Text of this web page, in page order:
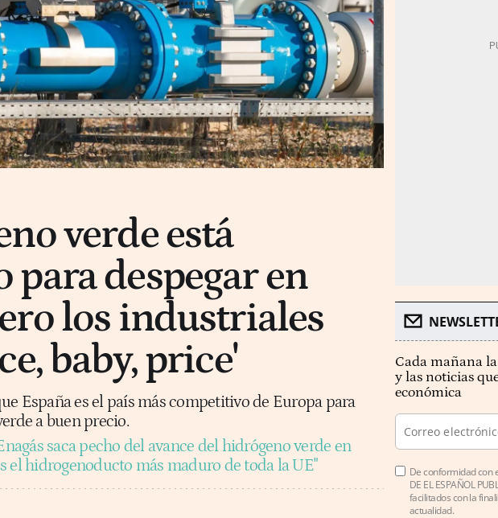
verde está
para despegar en
los industriales
baby, price'
España es el país más competitivo de Europa para
a buen precio.
saca pecho del avance del hidrógeno verde en
el hidrogenoducto más maduro de toda la UE"
Cada mañana
y las noticias
económica
De conformidad con
DE EL ESPAÑOL
facilitados con la
actualidad.